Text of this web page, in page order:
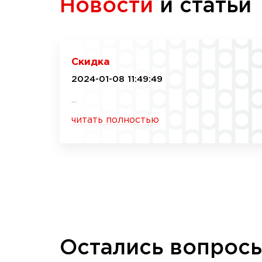
Новости и статьи
Скидка
2024-01-08 11:49:49
читать полностью
Остались